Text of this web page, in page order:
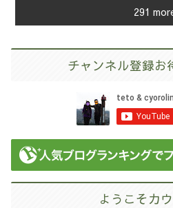
291
チャンネル登録お
ようこそカ